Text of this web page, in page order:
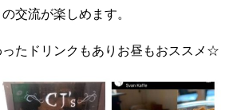
交流が楽しめます。
たドリンクもありお昼もおススメ☆